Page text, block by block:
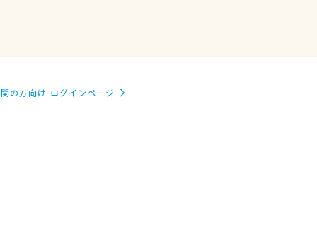
の方向け ログインページ